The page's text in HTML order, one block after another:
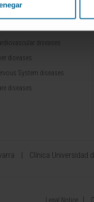
diseases
diseases
System diseases
diseases
Clínica Universidad
Legal Notice